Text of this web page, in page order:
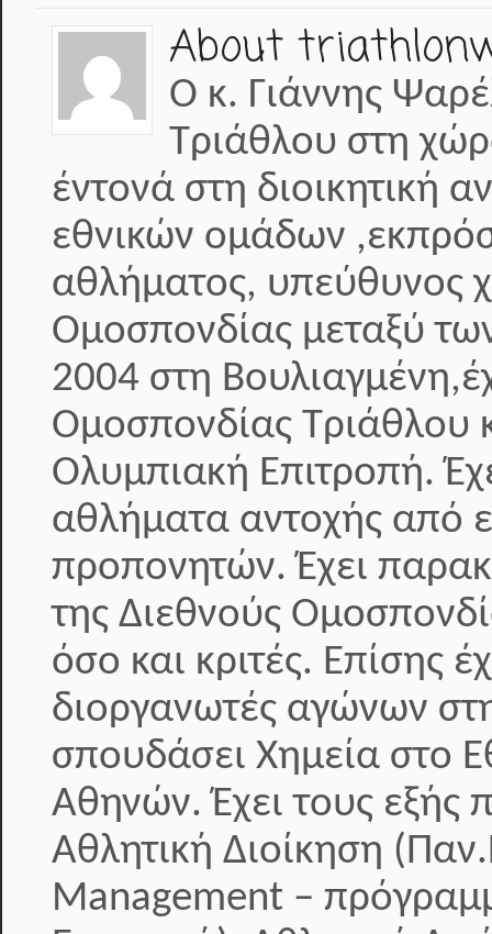
About
Ο κ. Γιάννης
Τριάθλου στη
έντονά στη διοικητική
εθνικών ομάδων
αθλήματος, υπεύθυνος
Ομοσπονδίας μεταξύ
2004 στη
Ομοσπονδίας Τριάθλου
Ολυμπιακή Επιτροπή.
αθλήματα αντοχής από
προπονητών. Έχει
της Διεθνούς
όσο και κριτές. Επίσης
διοργανωτές αγώνων
σπουδάσει Χημεία στο
Αθηνών. Έχει τους εξής
Αθλητική Διοίκηση
Management –